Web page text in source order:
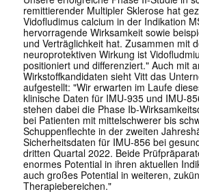
remittierender Multipler Sklerose hat
Vidofludimus calcium in der Indikation
hervorragende Wirksamkeit sowie
und Verträglichkeit hat. Zusammen mit
neuroprotektiven Wirkung ist
positioniert und differenziert." Auch mit
Wirkstoffkandidaten sieht Vitt das
aufgestellt: "Wir erwarten im Laufe
klinische Daten für IMU-935 und IMU-
stehen dabei die Phase Ib-
bei Patienten mit mittelschwerer bis
Schuppenflechte in der zweiten
Sicherheitsdaten für IMU-856 bei
dritten Quartal 2022. Beide
enormes Potential in ihren aktuellen
auch großes Potential in weiteren,
Therapiebereichen."